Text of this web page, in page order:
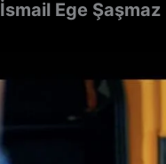
İsmail Ege Şaşmaz